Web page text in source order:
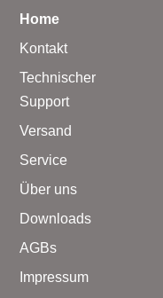
Home
Kontakt
Technischer
Support
Versand
Service
Über uns
Downloads
AGBs
Impressum